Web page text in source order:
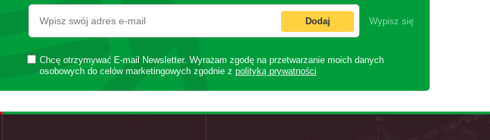
Dodaj Wypisz się
Chcę otrzymywać E-mail Newsletter. Wyrażam zgodę na przetwarzanie moich danych
osobowych do celów marketingowych zgodnie zpolityką prywatności